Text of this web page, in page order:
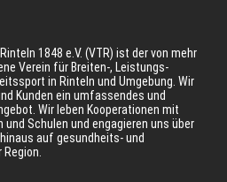
1848 e.V. (VTR) ist der von mehr
Verein für Breiten-, Leistungs-
in Rinteln und Umgebung. Wir
Kunden ein umfassendes und
Wir leben Kooperationen mit
und Schulen und engagieren uns über
auf gesundheits- und